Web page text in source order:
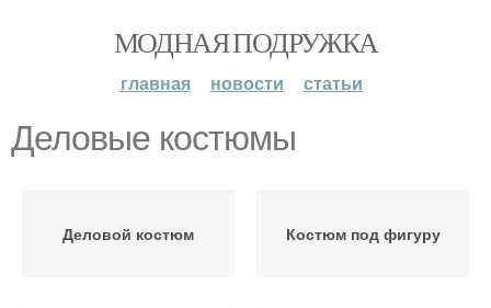
МОДНАЯ ПОДРУЖКА
главная новости статьи
Деловые костюмы
Деловой костюм Костюм под фигуру